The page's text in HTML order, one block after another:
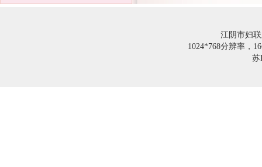
江阴市妇
1024*768分辨率，
苏